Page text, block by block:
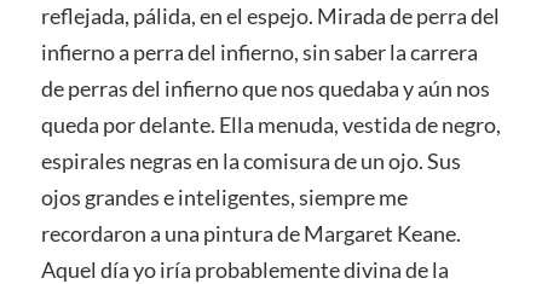
reflejada, pálida, en el espejo. Mirada de perra del
infierno a perra del infierno, sin saber la carrera
de perras del infierno que nos quedaba y aún nos
queda por delante. Ella menuda, vestida de negro,
espirales negras en la comisura de un ojo. Sus
ojos grandes e inteligentes, siempre me
recordaron a una pintura de Margaret Keane.
Aquel día yo iría probablemente divina de la